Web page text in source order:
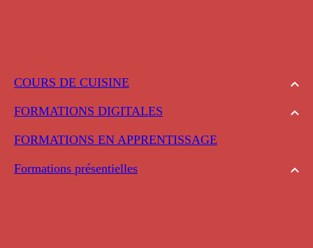
COURS DE CUISINE
FORMATIONS DIGITALES
FORMATIONS EN APPRENTISSAGE
Formations présentielles